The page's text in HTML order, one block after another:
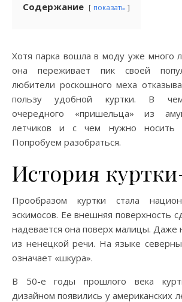
Содержание показать
Хотя парка вошла в моду уже много лет назад, сейчас
она переживает пик своей
любители роскошного меха
пользу удобной куртки. В чем
очередного «пришельца» из
летчиков и с чем нужно носить
Попробуем разобраться.
История
Прообразом куртки стала
эскимосов. Ее внешняя поверхность
надевается она поверх малицы. Даже
из ненецкой речи. На языке
означает «шкура».
В 50-е годы прошлого века
дизайном появились у американских